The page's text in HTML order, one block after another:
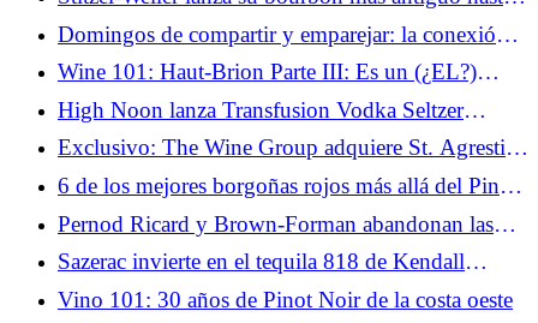
el momento: una edición limitada de 3000 dólares
de 31 años
Domingos de compartir y emparejar: la conexión
que todos necesitamos
Wine 101: Haut-Brion Parte III: Es un (¿EL?)
Nuevo estilo
High Noon lanza Transfusion Vodka Seltzer
inspirado en el golf como su primer sabor limitado
Exclusivo: The Wine Group adquiere St. Agrestis,
fabricante de 'Phony Negroni'
6 de los mejores borgoñas rojos más allá del Pinot
Noir
Pernod Ricard y Brown-Forman abandonan las
negociaciones de fusión, ambos lo confirman
Sazerac invierte en el tequila 818 de Kendall
Jenner
Vino 101: 30 años de Pinot Noir de la costa oeste